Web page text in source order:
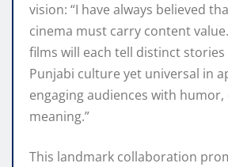
vision: “I have always believed
cinema must carry content
films will each tell distinct
Punjabi culture yet universal in
engaging audiences with
meaning.”
This landmark collaboration